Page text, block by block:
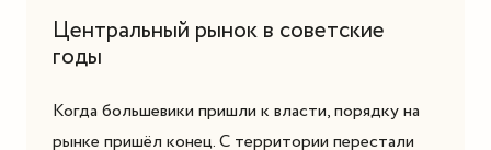
Центральный рынок в советские
годы
Когда большевики пришли к власти, порядку на
рынке пришёл конец. С территории перестали